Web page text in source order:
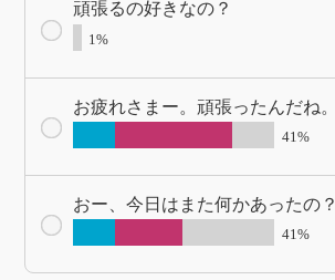
頑張るの好きなの？
1%
お疲れさまー。頑張ったんだね。
41%
おー、今日はまた何かあったの？
41%